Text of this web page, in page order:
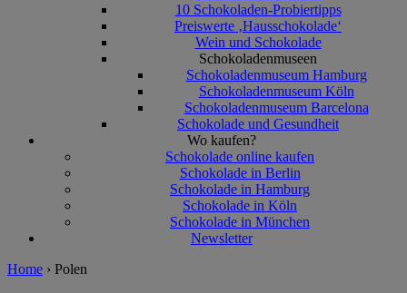
10 Schokoladen-Probiertipps
Preiswerte ‚Hausschokolade‘
Wein und Schokolade
Schokoladenmuseen
Schokoladenmuseum Hamburg
Schokoladenmuseum Köln
Schokoladenmuseum Barcelona
Schokolade und Gesundheit
Wo kaufen?
Schokolade online kaufen
Schokolade in Berlin
Schokolade in Hamburg
Schokolade in Köln
Schokolade in München
Newsletter
Home › Polen